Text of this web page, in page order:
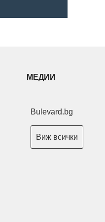
МЕДИИ
Bulevard.bg
Виж всички